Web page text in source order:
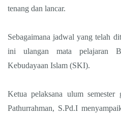
tenang dan lancar.
Sebagaimana jadwal yang telah
ini ulangan mata pelajaran
Kebudayaan Islam (SKI).
Ketua pelaksana ulum
Pathurrahman, S.Pd.I